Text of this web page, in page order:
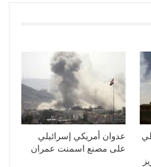
عدوان أمريكي إسرائيلي
على مصنع اسمنت عمران